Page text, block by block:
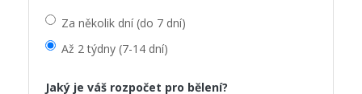
Za několik dní (do 7 dní)
Až 2 týdny (7-14 dní)
Jaký je váš rozpočet pro bělení?